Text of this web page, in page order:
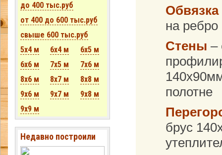
до 400 тыс.руб
от 400 до 600 тыс.руб
свыше 600 тыс.руб
5x4 м
6x4 м
6x5 м
6x6 м
7x5 м
7x6 м
8x6 м
8x7 м
8x8 м
9x6 м
9x7 м
9x8 м
9x9 м
Недавно построили
Обвязка
на ребро
Стены –
полотне
брус